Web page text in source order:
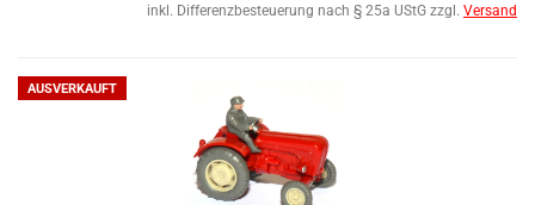
inkl. Differenzbesteuerung nach § 25a UStG zzgl. Versand
AUSVERKAUFT